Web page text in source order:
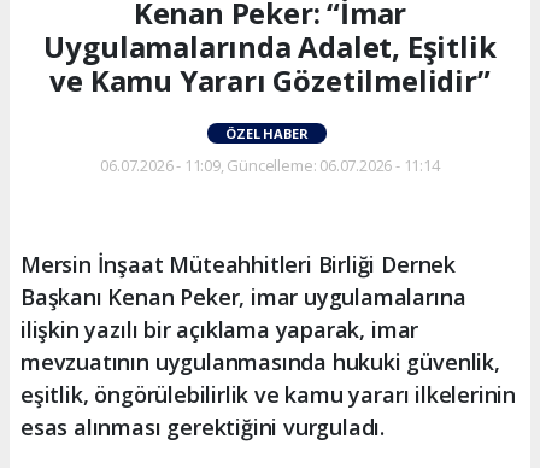
Kenan Peker: “İmar
Uygulamalarında Adalet, Eşitlik
ve Kamu Yararı Gözetilmelidir”
ÖZEL HABER
06.07.2026 - 11:09, Güncelleme: 06.07.2026 - 11:14
Mersin İnşaat Müteahhitleri Birliği Dernek
Başkanı Kenan Peker, imar uygulamalarına
ilişkin yazılı bir açıklama yaparak, imar
mevzuatının uygulanmasında hukuki güvenlik,
eşitlik, öngörülebilirlik ve kamu yararı ilkelerinin
esas alınması gerektiğini vurguladı.